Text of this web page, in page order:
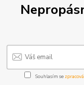
Souhlasím se